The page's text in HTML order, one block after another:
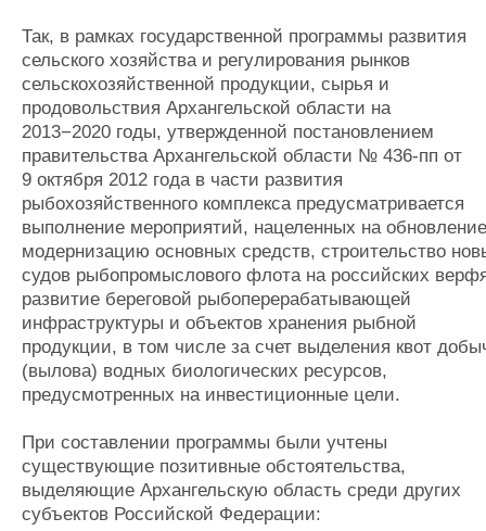
Так, в рамках государственной программы развития
сельского хозяйства и регулирования рынков
сельскохозяйственной продукции, сырья и
продовольствия Архангельской области на
2013−2020 годы, утвержденной постановлением
правительства Архангельской области № 436-пп от
9 октября 2012 года в части развития
рыбохозяйственного комплекса предусматривается
выполнение мероприятий, нацеленных на
модернизацию основных средств, строительство
судов рыбопромыслового флота на российских
развитие береговой рыбоперерабатывающей
инфраструктуры и объектов хранения рыбной
продукции, в том числе за счет выделения квот
(вылова) водных биологических ресурсов,
предусмотренных на инвестиционные цели.
При составлении программы были учтены
существующие позитивные обстоятельства,
выделяющие Архангельскую область среди других
субъектов Российской Федерации: